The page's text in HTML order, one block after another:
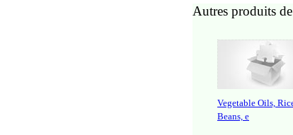
Autres produits
Vegetable Oils,
Beans, e